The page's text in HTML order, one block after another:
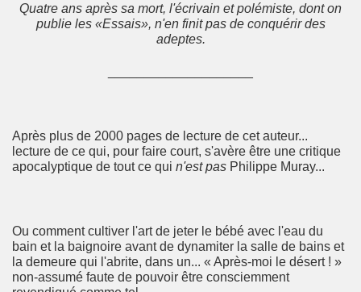
Quatre ans après sa mort, l'écrivain et polémiste, dont on
publie les «Essais», n'en finit pas de conquérir des
adeptes.
Après plus de 2000 pages de lecture de cet auteur...
lecture de ce qui, pour faire court, s'avère être une critique
apocalyptique de tout ce qui n'est pas Philippe Muray...
Ou comment cultiver l'art de jeter le bébé avec l'eau du
bain et la baignoire avant de dynamiter la salle de bains et
la demeure qui l'abrite, dans un... « Après-moi le désert ! »
non-assumé faute de pouvoir être consciemment